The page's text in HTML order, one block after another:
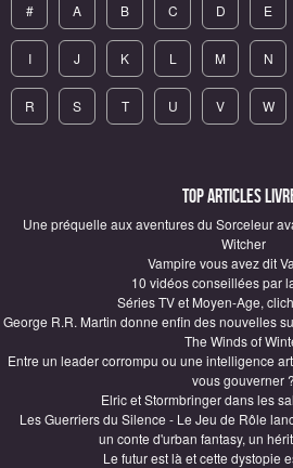
# A B C D E
I J K L M N
R S T U V W
Top articles
Une préquelle aux aventures du Sorceleur
Witcher
Vampire vous avez dit
10 vidéos conseillées par
Séries TV et Moyen-Age,
George R.R. Martin donne enfin des nouvelles
The Winds of
Entre un leader corrompu ou une intelligence
vous gouverner ?
Elric et Stormbringer dans les
Les Guerriers du Silence - Le Jeu de Rôle
un conte d'urban fantasy, un
Le futur est là et cette dystopie